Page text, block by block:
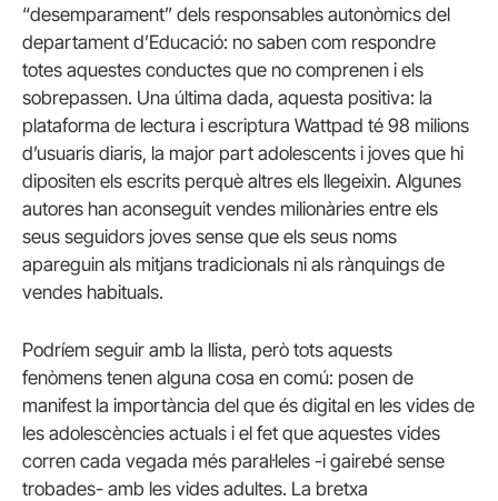
“desemparament” dels responsables autonòmics del
departament d’Educació: no saben com respondre
totes aquestes conductes que no comprenen i els
sobrepassen. Una última dada, aquesta positiva: la
plataforma de lectura i escriptura Wattpad té 98 milions
d’usuaris diaris, la major part adolescents i joves que hi
dipositen els escrits perquè altres els llegeixin. Algunes
autores han aconseguit vendes milionàries entre els
seus seguidors joves sense que els seus noms
apareguin als mitjans tradicionals ni als rànquings de
vendes habituals.
Podríem seguir amb la llista, però tots aquests
fenòmens tenen alguna cosa en comú: posen de
manifest la importància del que és digital en les vides de
les adolescències actuals i el fet que aquestes vides
corren cada vegada més paral·leles -i gairebé sense
trobades- amb les vides adultes. La bretxa